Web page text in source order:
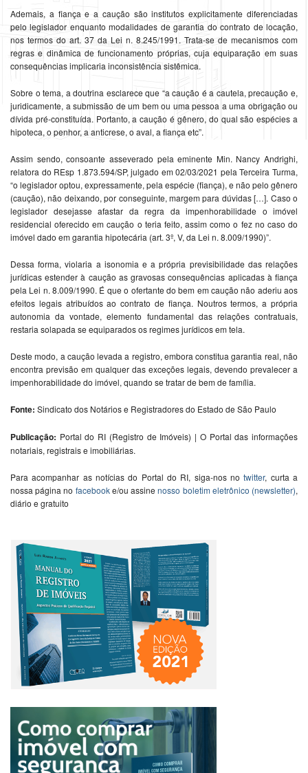
Ademais, a fiança e a caução são institutos explicitamente diferenciadas
pelo legislador enquanto modalidades de garantia do contrato de locação,
nos termos do art. 37 da Lei n. 8.245/1991. Trata-se de mecanismos com
regras e dinâmica de funcionamento próprias, cuja equiparação em suas
consequências implicaria inconsistência sistêmica.
Sobre o tema, a doutrina esclarece que “a caução é a cautela, precaução e,
juridicamente, a submissão de um bem ou uma pessoa a uma obrigação ou
dívida pré-constituída. Portanto, a caução é gênero, do qual são espécies a
hipoteca, o penhor, a anticrese, o aval, a fiança etc”.
Assim sendo, consoante asseverado pela eminente Min. Nancy Andrighi,
relatora do REsp 1.873.594/SP, julgado em 02/03/2021 pela Terceira Turma,
“o legislador optou, expressamente, pela espécie (fiança), e não pelo gênero
(caução), não deixando, por conseguinte, margem para dúvidas […]. Caso o
legislador desejasse afastar da regra da impenhorabilidade o imóvel
residencial oferecido em caução o teria feito, assim como o fez no caso do
imóvel dado em garantia hipotecária (art. 3º, V, da Lei n. 8.009/1990)”.
Dessa forma, violaria a isonomia e a própria previsibilidade das relações
jurídicas estender à caução as gravosas consequências aplicadas à fiança
pela Lei n. 8.009/1990. É que o ofertante do bem em caução não aderiu aos
efeitos legais atribuídos ao contrato de fiança. Noutros termos, a própria
autonomia da vontade, elemento fundamental das relações contratuais,
restaria solapada se equiparados os regimes jurídicos em tela.
Deste modo, a caução levada a registro, embora constitua garantia real, não
encontra previsão em qualquer das exceções legais, devendo prevalecer a
impenhorabilidade do imóvel, quando se tratar de bem de família.
Fonte: Sindicato dos Notários e Registradores do Estado de São Paulo
Publicação: Portal do RI (Registro de Imóveis) | O Portal das informações
notariais, registrais e imobiliárias.
Para acompanhar as notícias do Portal do RI, siga-nos notwitter, curta a
nossa página no facebooke/ou assinenosso boletim eletrônico (newsletter),
diário e gratuito